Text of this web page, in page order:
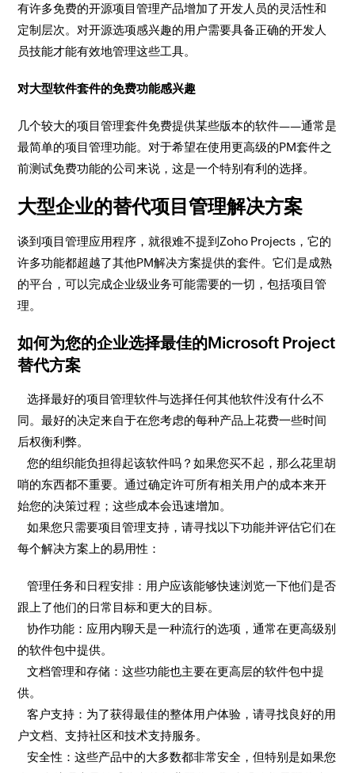
有许多免费的开源项目管理产品增加了开发人员的灵活性和
定制层次。对开源选项感兴趣的用户需要具备正确的开发人
员技能才能有效地管理这些工具。
对大型软件套件的免费功能感兴趣
几个较大的项目管理套件免费提供某些版本的软件——通常是
最简单的项目管理功能。对于希望在使用更高级的PM套件之
前测试免费功能的公司来说，这是一个特别有利的选择。
大型企业的替代项目管理解决方案
谈到项目管理应用程序，就很难不提到Zoho Projects，它的
许多功能都超越了其他PM解决方案提供的套件。它们是成熟
的平台，可以完成企业级业务可能需要的一切，包括项目管
理。
如何为您的企业选择最佳的Microsoft Project
替代方案
选择最好的项目管理软件与选择任何其他软件没有什么不
同。最好的决定来自于在您考虑的每种产品上花费一些时间
后权衡利弊。
您的组织能负担得起该软件吗？如果您买不起，那么花里胡
哨的东西都不重要。通过确定许可所有相关用户的成本来开
始您的决策过程；这些成本会迅速增加。
如果您只需要项目管理支持，请寻找以下功能并评估它们在
每个解决方案上的易用性：
管理任务和日程安排：用户应该能够快速浏览一下他们是否
跟上了他们的日常目标和更大的目标。
协作功能：应用内聊天是一种流行的选项，通常在更高级别
的软件包中提供。
文档管理和存储：这些功能也主要在更高层的软件包中提
供。
客户支持：为了获得最佳的整体用户体验，请寻找良好的用
户文档、支持社区和技术支持服务。
安全性：这些产品中的大多数都非常安全，但特别是如果您